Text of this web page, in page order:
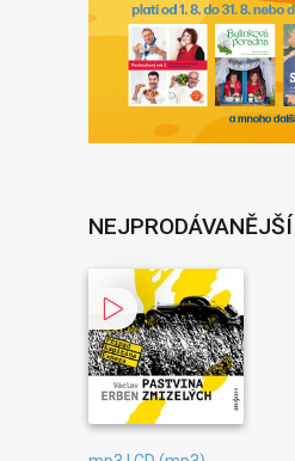
NEJPRODÁVANĚJŠÍ